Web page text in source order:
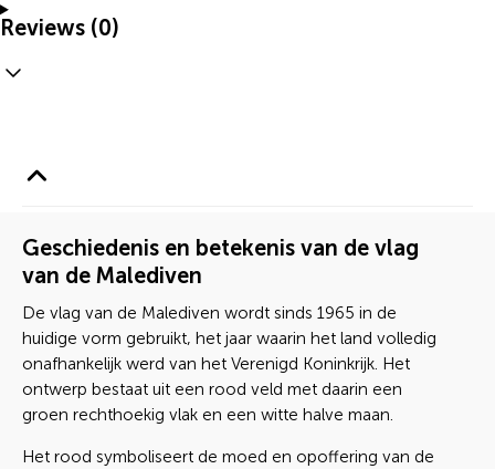
Reviews (0)
Geschiedenis en betekenis van de vlag
van de Malediven
De vlag van de Malediven wordt sinds 1965 in de
huidige vorm gebruikt, het jaar waarin het land volledig
onafhankelijk werd van het Verenigd Koninkrijk. Het
ontwerp bestaat uit een rood veld met daarin een
groen rechthoekig vlak en een witte halve maan.
Het rood symboliseert de moed en opoffering van de